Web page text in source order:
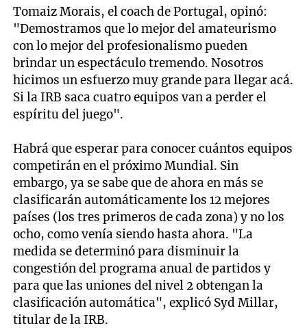
Tomaiz Morais, el coach de Portugal, opinó:
"Demostramos que lo mejor del amateurismo
con lo mejor del profesionalismo pueden
brindar un espectáculo tremendo. Nosotros
hicimos un esfuerzo muy grande para llegar acá.
Si la IRB saca cuatro equipos van a perder el
espíritu del juego".
Habrá que esperar para conocer cuántos equipos
competirán en el próximo Mundial. Sin
embargo, ya se sabe que de ahora en más se
clasificarán automáticamente los 12 mejores
países (los tres primeros de cada zona) y no los
ocho, como venía siendo hasta ahora. "La
medida se determinó para disminuir la
congestión del programa anual de partidos y
para que las uniones del nivel 2 obtengan la
clasificación automática", explicó Syd Millar,
titular de la IRB.